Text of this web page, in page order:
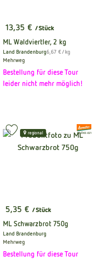
, Preis:
13,35 € / Stück
ML Waldviertler, 2 kg
, Herkunft:
Land Brandenburg, Referenzpreis:
6,67 €/ kg
Mehrweg
Bestellung für diese Tour
leider nicht mehr möglich!
, Preis:
5,35 € / Stück
ML Schwarzbrot 750g
, Herkunft:
Land Brandenburg
Mehrweg
Bestellung für diese Tour
, Verband:
, Kontrollstelle:
DE-ÖKO-021
regional
Produkt zu Favouriten hinzufügen